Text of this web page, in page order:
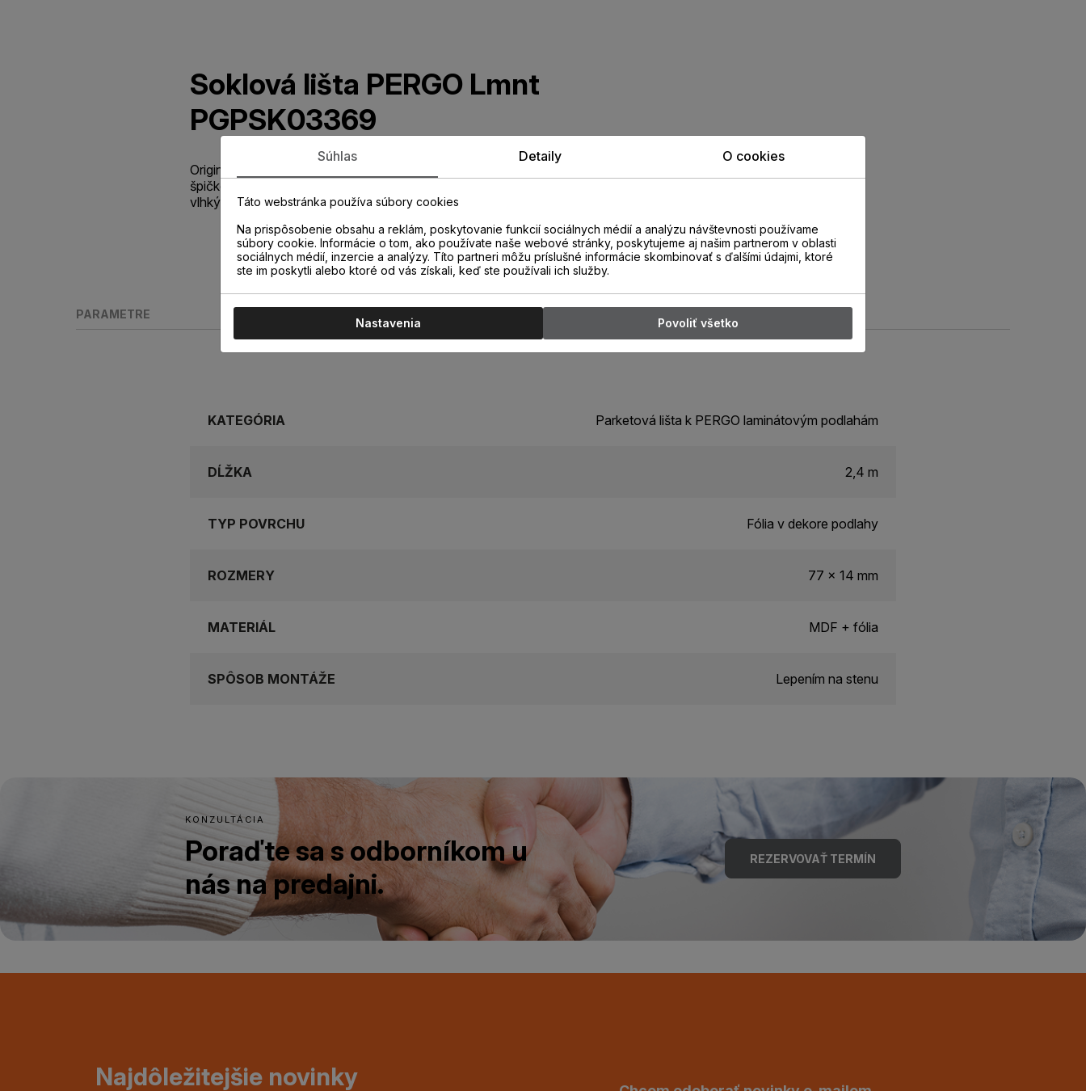
Soklová lišta PERGO Lmnt
PGPSK03369
Originálna parketová lišta v dekore laminátovej podlahy so
špičkovou odolnosťou voči opotrebovaniu. Nevhodné do
vlhkých priestorov.
PARAMETRE
KATEGÓRIA Parketová lišta k PERGO laminátovým podlahám
DĹŽKA 2,4 m
TYP POVRCHU Fólia v dekore podlahy
ROZMERY 77 x 14 mm
MATERIÁL MDF + fólia
SPÔSOB MONTÁŽE Lepením na stenu
KONZULTÁCIA
Poraďte sa s odborníkom u
nás na predajni.
REZERVOVAŤ TERMÍN
Najdôležitejšie novinky
Súhlas Detaily O cookies
Táto webstránka používa súbory cookies
Na prispôsobenie obsahu a reklám, poskytovanie funkcií sociálnych médií a analýzu návštevnosti používame
súbory cookie. Informácie o tom, ako používate naše webové stránky, poskytujeme aj našim partnerom v oblasti
sociálnych médií, inzercie a analýzy. Títo partneri môžu príslušné informácie skombinovať s ďalšími údajmi, ktoré
ste im poskytli alebo ktoré od vás získali, keď ste používali ich služby.
Nastavenia Povoliť všetko